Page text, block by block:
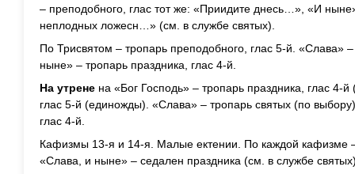
– преподобного, глас тот же: «Приидите днесь…», «И
неплодных ложесн…» (см. в службе святых).
По Трисвятом – тропарь преподобного, глас 5-й. «Слава»
ныне» – тропарь праздника, глас 4-й.
На утрене на «Бог Господь» – тропарь праздника, глас 4-
глас 5-й (единожды). «Слава» – тропарь святых (по
глас 4-й.
Кафизмы 13-я и 14-я. Малые ектении. По каждой кафизме
«Слава, и ныне» – седален праздника (см. в службе